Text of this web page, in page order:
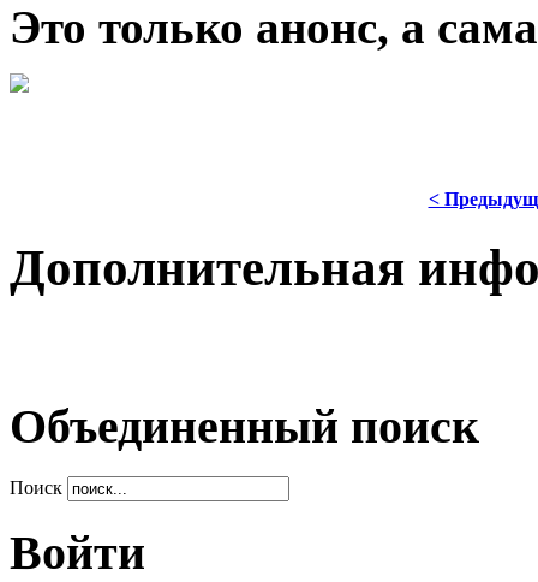
Это только анонс, а
<
Дополнительная
Объединенный поиск
Поиск
Войти